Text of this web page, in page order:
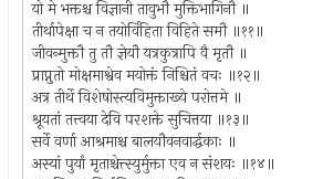
यो मे भक्तश्च विज्ञानी तावुभौ मुक्तिभागिनौ ॥
तीर्थापेक्षा च न तयोर्विहिता विहिते समौ ॥११॥
जीवन्मुक्तौ तु तौ ज्ञेयौ यत्रकुत्रापि वै मृतौ ॥
प्राप्नुतो मोक्षमाश्वेव मयोक्तं निश्चितं वचः ॥१२॥
अत्र तीर्थे विशेषोस्त्यविमुक्ताख्ये परोत्तमे ॥
श्रूयतां तत्त्वया देवि परशक्ते सुचित्तया ॥१३॥
सर्वे वर्णा आश्रमाश्च बालयौवनवार्द्धकाः ॥
अस्यां पुर्यां मृताश्चेत्त्स्युर्मुक्ता एव न संशयः ॥१४॥